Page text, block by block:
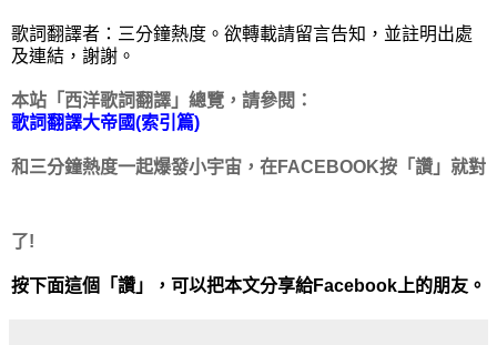
歌詞翻譯者：三分鐘熱度。欲轉載請留言告知，並註明出處
及連結，謝謝。
本站「西洋歌詞翻譯」總覽，請參閱：
歌詞翻譯大帝國(索引篇)
和三分鐘熱度一起爆發小宇宙，在FACEBOOK按「讚」就對
了!
按下面這個「讚」，可以把本文分享給Facebook上的朋友。